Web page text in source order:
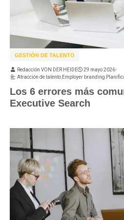
GESTIÓN DE TALENTO
Los 6 errores más
Executive Search
Redacción VON DER HEIDE 29 mayo 2026•
Atracción de talento,Employer branding,